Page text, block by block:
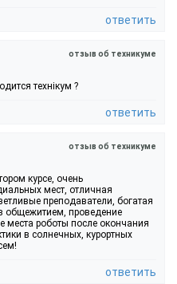
ответить
отзыв об техникуме
технікум ?
ответить
отзыв об техникуме
курсе, очень
мест, отличная
преподаватели, богатая
общежитием, проведение
места роботы после окончания
в солнечных, курортных
ответить